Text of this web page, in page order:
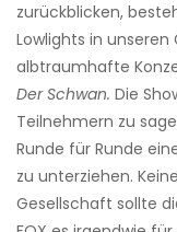
zurückblicken,
Lowlights in
albtraumhafte
Der Schwan. Die
Teilnehmern zu
Runde für Runde
zu unterziehen.
Gesellschaft sollte